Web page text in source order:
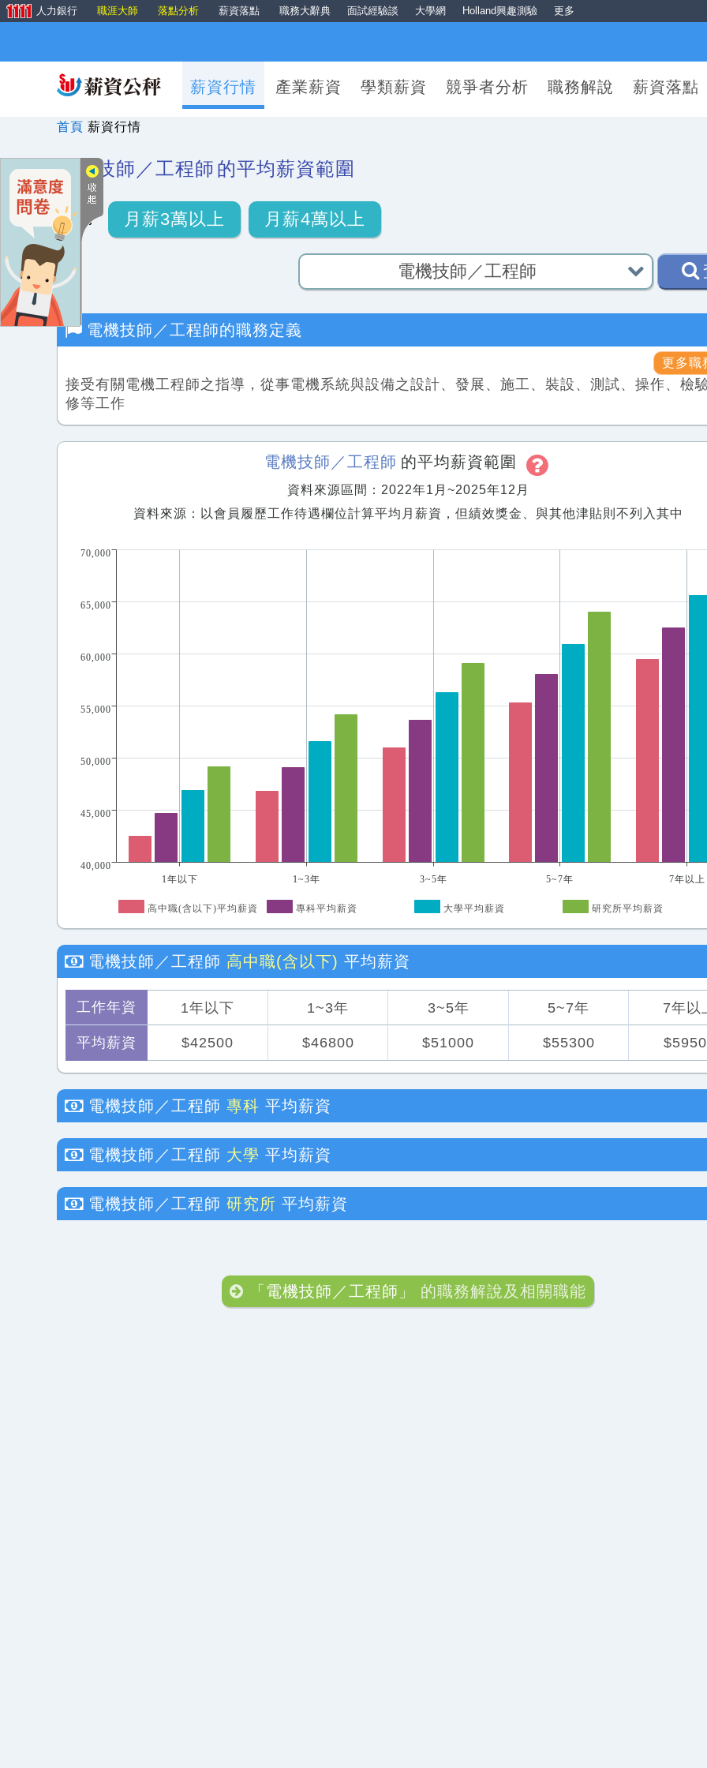
人力銀行 職涯大師 落點分析 薪資落點 職務大辭典 面試經驗談 大學網 Holland興趣測驗 更多
薪資行情 產業薪資 學類薪資 競爭者分析 職務解說 薪資落點
首頁 薪資行情
電機技師／工程師 的平均薪資範圍
月薪3萬以上 月薪4萬以上
電機技師／工程師的職務定義
更多職
接受有關電機工程師之指導，從事電機系統與設備之設計、發展、施工、裝設、測試、操作、檢
修等工作
電機技師／工程師 的平均薪資範圍
資料來源區間：2022年1月~2025年12月
資料來源：以會員履歷工作待遇欄位計算平均月薪資，但績效獎金、與其他津貼則不列入其中
1年以下 1~3年 3~5年 5~7年 7年以上
40,000
45,000
50,000
55,000
60,000
65,000
70,000
高中職(含以下)平均薪資 專科平均薪資 大學平均薪資 研究所平均薪資
電機技師／工程師 高中職(含以下) 平均薪資
工作年資
平均薪資
1年以下 1~3年 3~5年 5~7年 7年以
$42500 $46800 $51000 $55300
電機技師／工程師 專科 平均薪資
電機技師／工程師 大學 平均薪資
電機技師／工程師 研究所 平均薪資
「電機技師／工程師」 的職務解說及相關職能